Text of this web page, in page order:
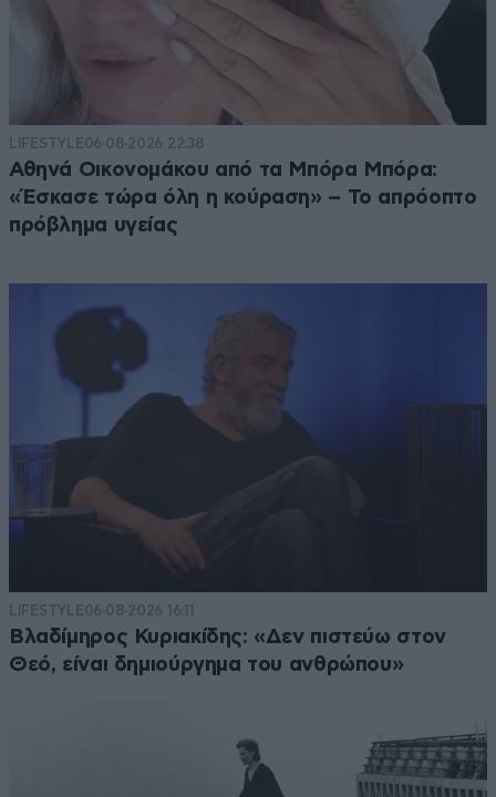
LIFESTYLE06·08·2026 22:38
Αθηνά Οικονομάκου από τα Μπόρα Μπόρα:
«Έσκασε τώρα όλη η κούραση» – Το απρόοπτο
πρόβλημα υγείας
LIFESTYLE06·08·2026 16:11
Βλαδίμηρος Κυριακίδης: «Δεν πιστεύω στον
Θεό, είναι δημιούργημα του ανθρώπου»